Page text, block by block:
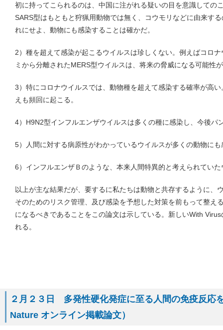
初に持ってこられるのは、中国に注がれる疑いの目を意識しての
SARS型はもともと狩猟用動物では無く、コウモリなどに由来す
れにせよ、動物にも感染することは確かだ。
2）種を超えて感染が起こるウイルスは珍しくない。例えばコロ
ミから分離されたMERS型ウイルスは、将来の脅威になる可能性
3）特にコロナウイルスでは、動物種を超えて感染する確率が高
えも頻回に起こる。
4）H9N2型インフルエンザウイルスは多くの種に感染し、今後パ
5）人間に対する病原性がわかっているウイルスが多くの動物に
6）インフルエンザＢのような、本来人間特異的と考えられてい
以上が主な結果だが、要するに私たちは動物と共存するように、
そのためのリスク管理、及び感染を予想した対策を前もって整え
になるべきであることをこの論文は示している。新しいWith
れる。
２月２３日 多発性硬化発症に至る人間の免疫反応
Nature オンライン掲載論文）